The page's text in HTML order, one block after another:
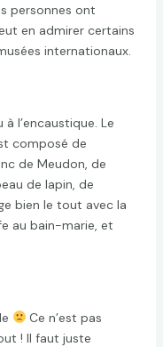
personnes ont
en admirer certains
internationaux.
l’encaustique. Le
composé de
de Meudon, de
de lapin, de
bien le tout avec la
au bain-marie, et
Ce n’est pas
! Il faut juste